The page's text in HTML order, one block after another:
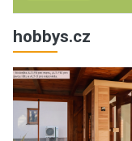
hobbys.cz